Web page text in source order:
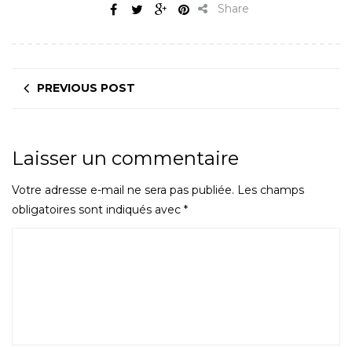
Share
PREVIOUS POST
Laisser un commentaire
Votre adresse e-mail ne sera pas publiée. Les champs
obligatoires sont indiqués avec *